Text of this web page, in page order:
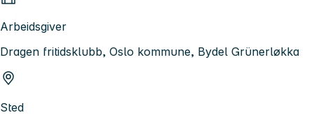
Arbeidsgiver
Dragen fritidsklubb, Oslo kommune, Bydel Grünerløkka
Sted